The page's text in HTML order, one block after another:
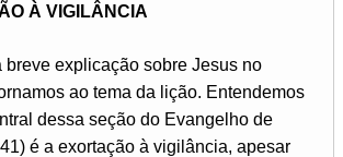
À VIGILÂNCIA
breve explicação sobre Jesus no
ao tema da lição. Entendemos
dessa seção do Evangelho de
é a exortação à vigilância, apesar